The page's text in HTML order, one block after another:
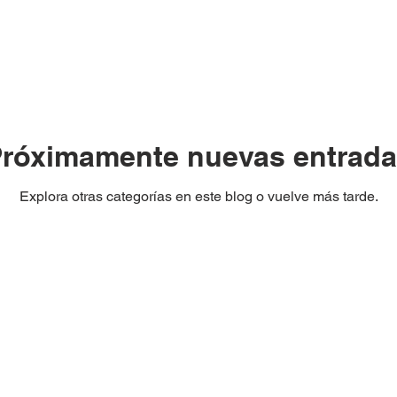
nuevas
Explora otras categorías en este blog o vuelve más tarde.